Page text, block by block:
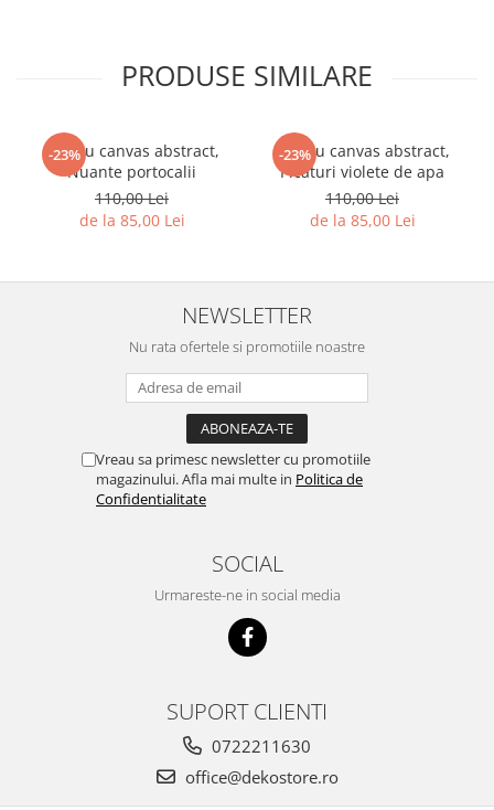
PRODUSE SIMILARE
-23%
Tablou canvas abstract,
Nuante portocalii
110,00 Lei
de la 85,00 Lei
-23%
Tablou canvas abstract,
Picaturi violete de apa
110,00 Lei
de la 85,00 Lei
NEWSLETTER
Nu rata ofertele si promotiile noastre
Vreau sa primesc newsletter cu promotiile
magazinului. Afla mai multe in Politica de
Confidentialitate
SOCIAL
Urmareste-ne in social media
SUPORT CLIENTI
0722211630
office@dekostore.ro